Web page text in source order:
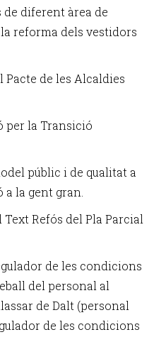
diferent àrea de
la reforma dels vestidors
Pacte de les Alcaldies
per la Transició
públic i de qualitat a
la gent gran.
Refós del Pla Parcial
de les condicions
del personal al
de Dalt (personal
de les condicions